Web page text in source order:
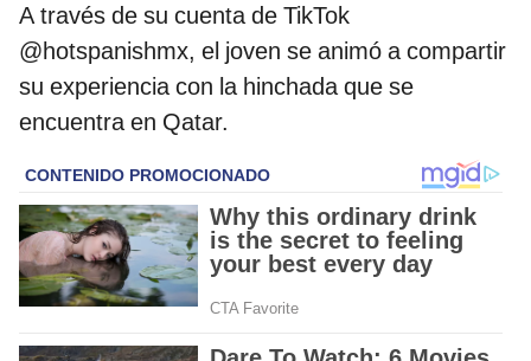
A través de su cuenta de TikTok
@hotspanishmx, el joven se animó a compartir
su experiencia con la hinchada que se
encuentra en Qatar.